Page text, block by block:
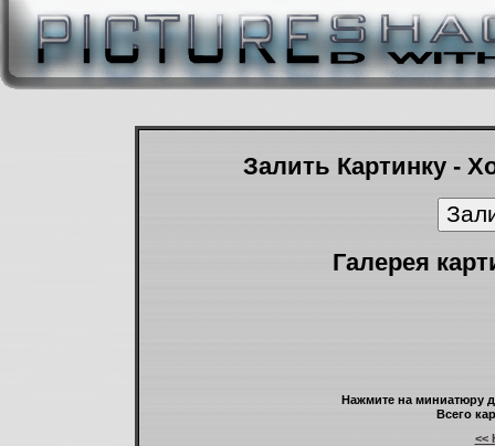
Залить Картинку -
Галерея
Нажмите на миниатюру
Всего
<<